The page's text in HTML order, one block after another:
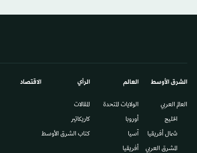
الشرق الأوسط​
العالم العربي
الخليج
شمال أفريقيا
المشرق العربي
العالم
الولايات المتحدة
أوروبا
آسيا
أفريقيا
الرأي
المقالات
كاريكاتير
كتاب الشرق الأوسط
الاقتصاد